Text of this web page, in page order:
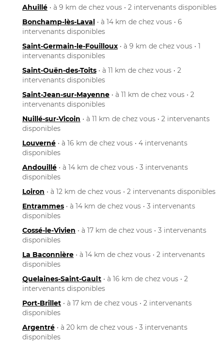
Ahuillé • à 9 km de chez vous • 2 intervenants disponibles
Bonchamp-lès-Laval • à 14 km de chez vous • 6
intervenants disponibles
Saint-Germain-le-Fouilloux • à 9 km de chez vous • 1
intervenants disponibles
Saint-Ouën-des-Toits • à 11 km de chez vous • 2
intervenants disponibles
Saint-Jean-sur-Mayenne • à 11 km de chez vous • 2
intervenants disponibles
Nuillé-sur-Vicoin • à 11 km de chez vous • 2 intervenants
disponibles
Louverné • à 16 km de chez vous • 4 intervenants
disponibles
Andouillé • à 14 km de chez vous • 3 intervenants
disponibles
Loiron • à 12 km de chez vous • 2 intervenants disponibles
Entrammes • à 14 km de chez vous • 3 intervenants
disponibles
Cossé-le-Vivien • à 17 km de chez vous • 3 intervenants
disponibles
La Baconnière • à 14 km de chez vous • 2 intervenants
disponibles
Quelaines-Saint-Gault • à 16 km de chez vous • 2
intervenants disponibles
Port-Brillet • à 17 km de chez vous • 2 intervenants
disponibles
Argentré • à 20 km de chez vous • 3 intervenants
disponibles